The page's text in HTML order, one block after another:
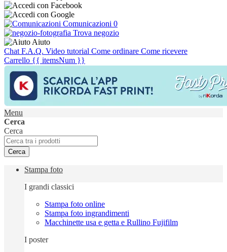
Comunicazioni 0
Trova negozio
Aiuto
Chat F.A.Q. Video tutorial Come ordinare Come ricevere
Carrello {{ itemsNum }}
Menu
Cerca
Cerca
Cerca
Stampa foto
I grandi classici
Stampa foto online
Stampa foto ingrandimenti
Macchinette usa e getta e Rullino Fujifilm
I poster